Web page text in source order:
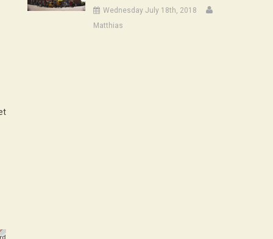
Wednesday July 18th, 2018
Matthias